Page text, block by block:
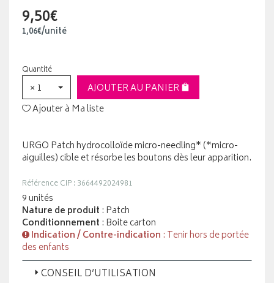
9,50€
1,06€/unité
Quantité
× 1
AJOUTER AU PANIER
Ajouter à Ma liste
URGO Patch hydrocolloïde micro-needling* (*micro-
aiguilles) cible et résorbe les boutons dès leur apparition.
Référence CIP : 3664492024981
9 unités
Nature de produit : Patch
Conditionnement : Boite carton
Indication / Contre-indication : Tenir hors de portée
des enfants
CONSEIL D’UTILISATION